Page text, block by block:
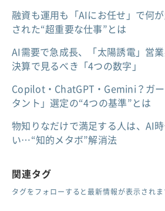
融資も運用も「AIにお任せ」で何
された“超重要な仕事”とは
AI需要で急成長、「太陽誘電」営
決算で見るべき「4つの数字」
Copilot・ChatGPT・Gemini？ガ
タント」選定の“4つの基準”とは
物知りなだけで満足する人は、AI
い…“知的メタボ”解消法
関連タグ
タグをフォローすると最新情報が表示されま